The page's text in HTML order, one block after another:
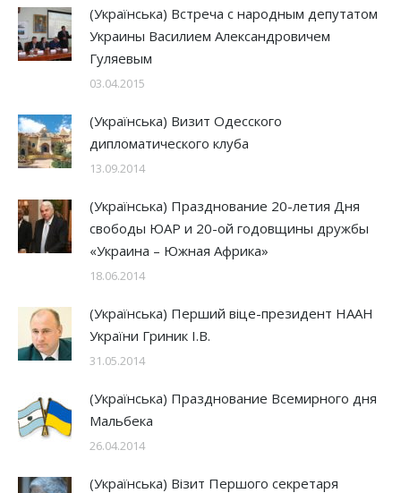
(Українська) Встреча с народным депутатом
Украины Василием Александровичем
Гуляевым
03.04.2015
(Українська) Визит Одесского
дипломатического клуба
13.09.2014
(Українська) Празднование 20-летия Дня
свободы ЮАР и 20-ой годовщины дружбы
«Украина – Южная Африка»
18.06.2014
(Українська) Перший віце-президент НААН
України Гриник І.В.
31.05.2014
(Українська) Празднование Всемирного дня
Мальбека
26.04.2014
(Українська) Візит Першого секретаря